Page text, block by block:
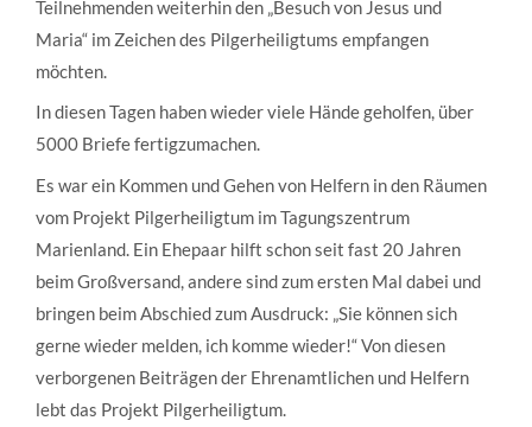
Teilnehmenden weiterhin den „Besuch von Jesus und
Maria“ im Zeichen des Pilgerheiligtums empfangen
möchten.
In diesen Tagen haben wieder viele Hände geholfen, über
5000 Briefe fertigzumachen.
Es war ein Kommen und Gehen von Helfern in den Räumen
vom Projekt Pilgerheiligtum im Tagungszentrum
Marienland. Ein Ehepaar hilft schon seit fast 20 Jahren
beim Großversand, andere sind zum ersten Mal dabei und
bringen beim Abschied zum Ausdruck: „Sie können sich
gerne wieder melden, ich komme wieder!“ Von diesen
verborgenen Beiträgen der Ehrenamtlichen und Helfern
lebt das Projekt Pilgerheiligtum.